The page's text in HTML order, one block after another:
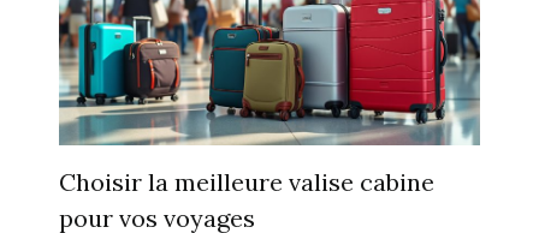
Choisir la meilleure valise cabine
pour vos voyages